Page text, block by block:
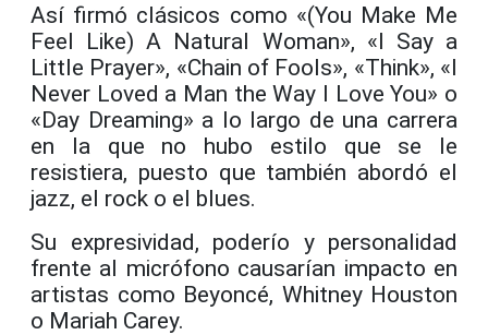
Así firmó clásicos como «(You Make Me
Feel Like) A Natural Woman», «I Say a
Little Prayer», «Chain of Fools», «Think», «I
Never Loved a Man the Way I Love You» o
«Day Dreaming» a lo largo de una carrera
en la que no hubo estilo que se le
resistiera, puesto que también abordó el
jazz, el rock o el blues.
Su expresividad, poderío y personalidad
frente al micrófono causarían impacto en
artistas como Beyoncé, Whitney Houston
o Mariah Carey.